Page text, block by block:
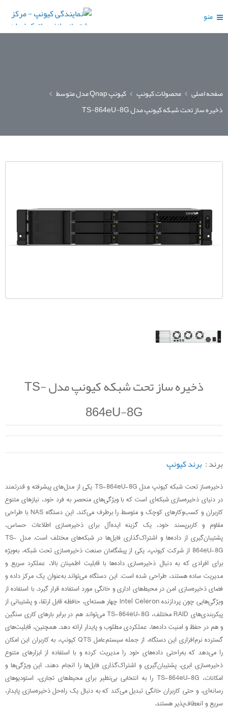
منو
صفحه اصلی محصولات کیونپ
کیونپ Qnap مدل متوسط
ذخیره ساز تحت شبکه کیونپ مدل TS-864eU-8G
ذخیره ساز تحت شبکه کیونپ مدل TS-
864eU-8G
برند : برند کیونپ
ذخیره‌ساز تحت شبکه کیونپ مدل TS-864eU-8G یکی از مدل‌های پیشرفته و قدرتمند
در دنیای ذخیره‌سازی شبکه‌ای است که با ویژگی‌های منحصر به فرد خود، نیازهای متنوع
کاربران و کسب‌وکارهای کوچک و متوسط را برطرف می‌کند. این دستگاه NAS با طراحی
مقاوم و کاربرپسند خود، یک گزینه ایده‌آل برای ذخیره‌سازی اطلاعات حساس،
پشتیبان‌گیری از داده‌ها و اشتراک‌گذاری فایل‌ها در شبکه‌های مختلف است. مدل TS-
864eU-8G از شرکت کیونپ، یکی از پیشگامان صنعت ذخیره‌سازی تحت شبکه، به‌ویژه
برای افرادی که به دنبال ذخیره‌سازی داده‌ها با قابلیت اطمینان بالا، عملکرد سریع و
مدیریت ساده هستند، طراحی شده است. این دستگاه می‌تواند به‌عنوان یک مرکز داده و
فضای ذخیره‌سازی امن در محیط‌های اداری و خانگی مورد استفاده قرار گیرد. با استفاده از
ویژگی‌هایی چون پردازنده Intel Celeron چهار هسته‌ای، حافظه قابل ارتقا، و پشتیبانی از
پیکربندی‌های RAID مختلف، TS-864eU-8G می‌تواند هم در برابر بارهای کاری سنگین
و هم در حفظ و امنیت داده‌ها، عملکردی مطلوب و پایدار ارائه دهد. همچنین، قابلیت‌های
گسترده نرم‌افزاری این دستگاه، از جمله سیستم‌عامل QTS کیونپ، به کاربران این امکان
را می‌دهد که به‌راحتی داده‌های خود را مدیریت کرده و با استفاده از ابزارهای متنوع
ذخیره‌سازی ابری، پشتیبان‌گیری و اشتراک‌گذاری فایل‌ها را انجام دهند. این ویژگی‌ها و
امکانات، TS-864eU-8G را به انتخابی بی‌نظیر برای محیط‌های تجاری، استودیوهای
رسانه‌ای، و حتی کاربران خانگی تبدیل می‌کند که به دنبال یک راه‌حل ذخیره‌سازی پایدار،
سریع و انعطاف‌پذیر هستند.